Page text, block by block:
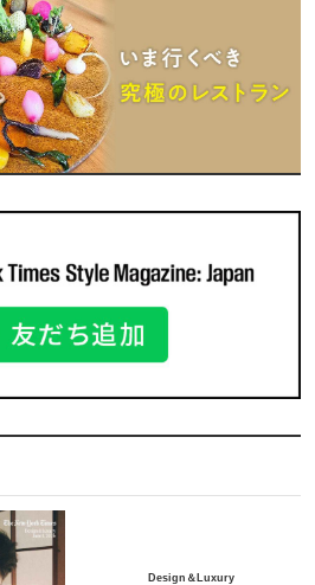
Design＆Luxury